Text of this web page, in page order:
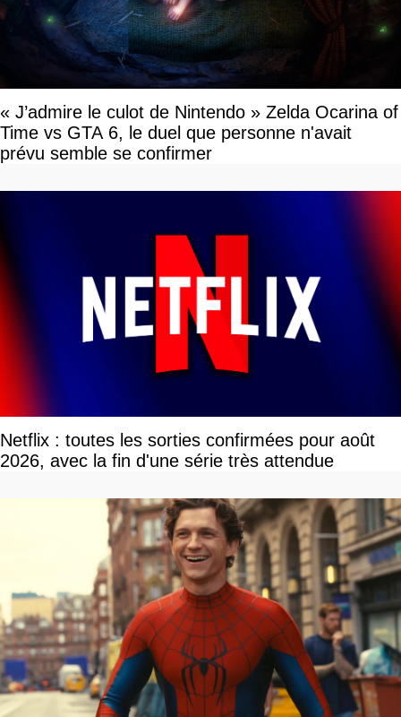
« J’admire le culot de Nintendo » Zelda Ocarina of
Time vs GTA 6, le duel que personne n'avait
prévu semble se confirmer
Netflix : toutes les sorties confirmées pour août
2026, avec la fin d'une série très attendue